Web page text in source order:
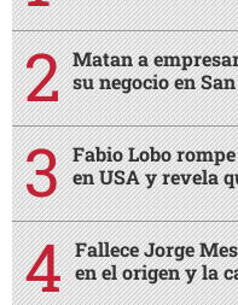
Matan a
su negocio en
Fabio Lobo
en USA y revela
Fallece Jorge
en el origen y la